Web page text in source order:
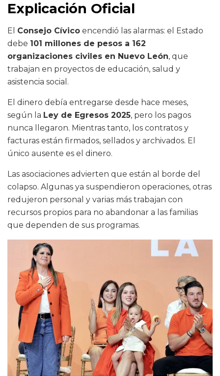
Explicación Oficial
El Consejo Cívico encendió las alarmas: el Estado
debe 101 millones de pesos a 162
organizaciones civiles en Nuevo León, que
trabajan en proyectos de educación, salud y
asistencia social.
El dinero debía entregarse desde hace meses,
según la Ley de Egresos 2025, pero los pagos
nunca llegaron. Mientras tanto, los contratos y
facturas están firmados, sellados y archivados. El
único ausente es el dinero.
Las asociaciones advierten que están al borde del
colapso. Algunas ya suspendieron operaciones, otras
redujeron personal y varias más trabajan con
recursos propios para no abandonar a las familias
que dependen de sus programas.